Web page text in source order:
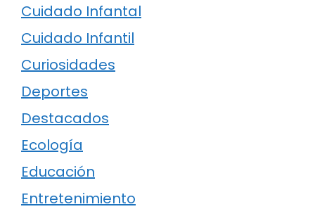
Cuidado Infantal
Cuidado Infantil
Curiosidades
Deportes
Destacados
Ecología
Educación
Entretenimiento